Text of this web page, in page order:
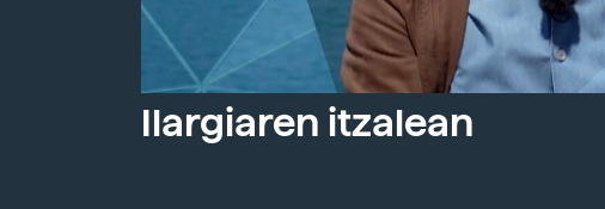
Ilargiaren itzalean